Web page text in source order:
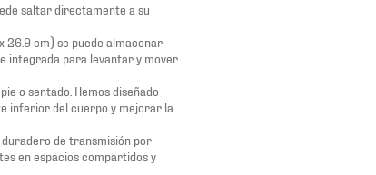
saltar directamente a su
26.9 cm) se puede almacenar
integrada para levantar y mover
o sentado. Hemos diseñado
inferior del cuerpo y mejorar la
de transmisión por
en espacios compartidos y